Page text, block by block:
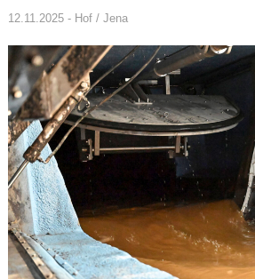
12.11.2025 - Hof / Jena